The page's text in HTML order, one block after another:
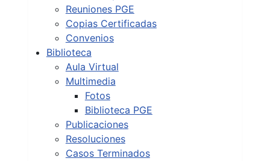
Reuniones PGE
Copias Certificadas
Convenios
Biblioteca
Aula Virtual
Multimedia
Fotos
Biblioteca PGE
Publicaciones
Resoluciones
Casos Terminados